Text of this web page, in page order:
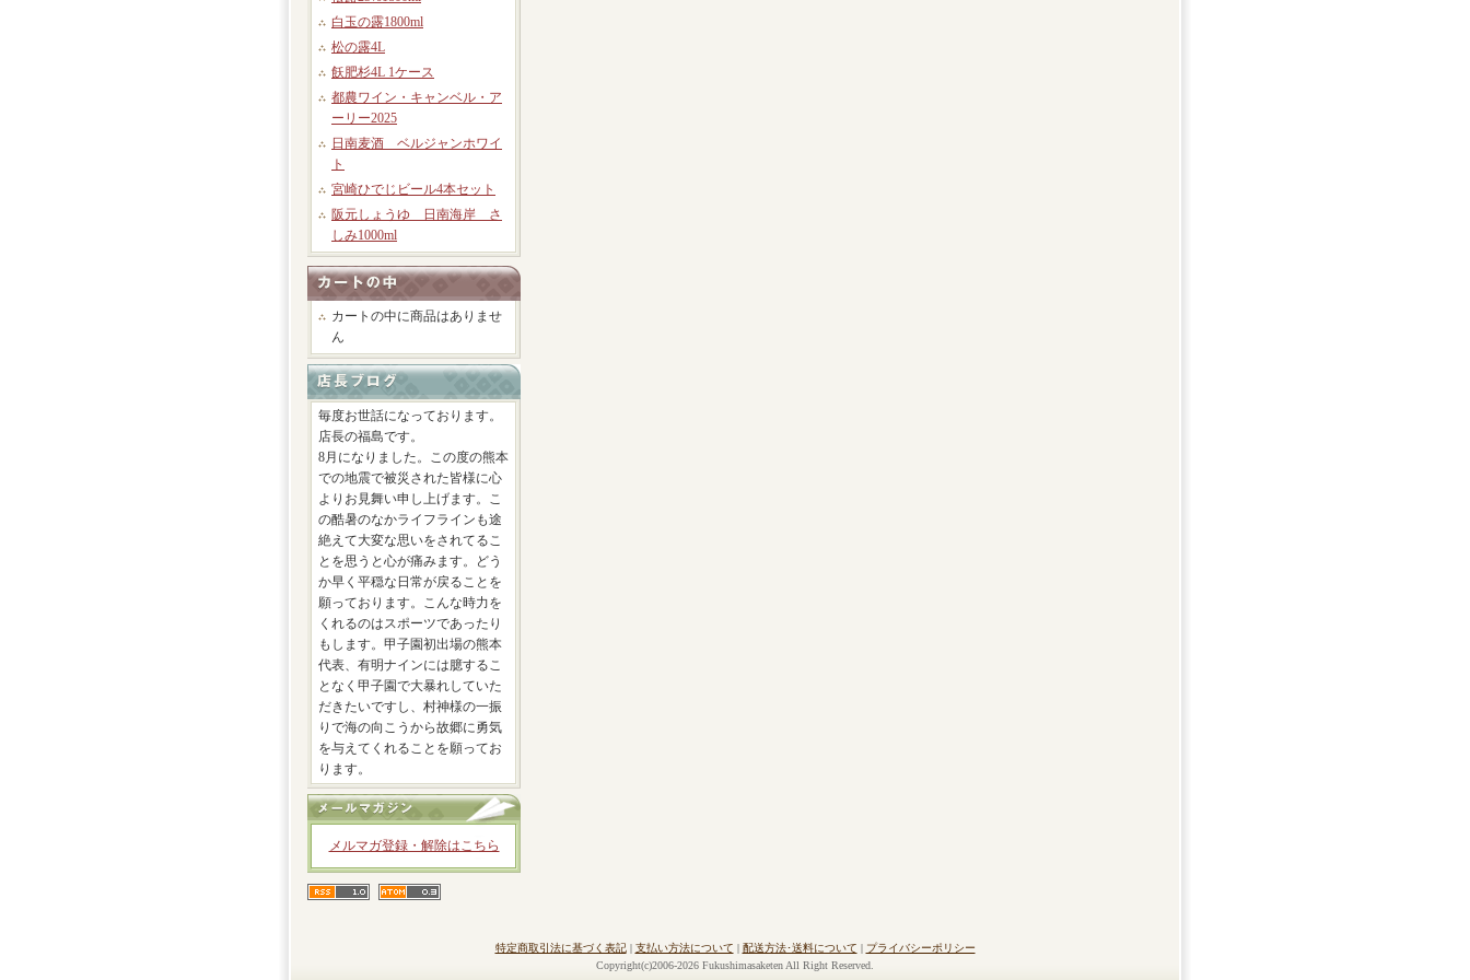
白玉の露1800ml
松の露4L
飫肥杉4L 1ケース
都農ワイン・キャンベル・ア
ーリー2025
日南麦酒 ベルジャンホワイ
ト
宮崎ひでじビール4本セット
阪元しょうゆ 日南海岸 さ
しみ1000ml
カートの中に商品はありませ
ん
毎度お世話になっております。
店長の福島です。
8月になりました。この度の熊本
での地震で被災された皆様に心
よりお見舞い申し上げます。こ
の酷暑のなかライフラインも途
絶えて大変な思いをされてるこ
とを思うと心が痛みます。どう
か早く平穏な日常が戻ることを
願っております。こんな時力を
くれるのはスポーツであったり
もします。甲子園初出場の熊本
代表、有明ナインには臆するこ
となく甲子園で大暴れしていた
だきたいですし、村神様の一振
りで海の向こうから故郷に勇気
を与えてくれることを願ってお
ります。
メルマガ登録・解除はこちら
特定商取引法に基づく表記| 支払い方法について | 配送方法･送料について | プライバシーポリシー
Copyright(c)2006-2026 Fukushimasaketen All Right Reserved.